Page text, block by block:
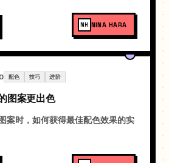
NH NINA HARA
配色 技巧 进阶
图案更出色
案时，如何获得最佳配色效果的实